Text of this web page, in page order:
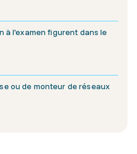
à l'examen figurent dans le
ou de monteur de réseaux